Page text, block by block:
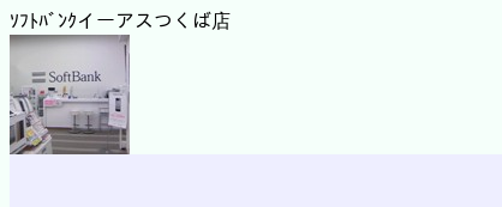
ｿﾌﾄﾊﾞﾝｸイーアスつくば店